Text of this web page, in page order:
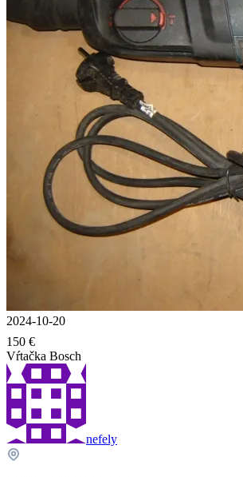
2024-10-20
150 €
Vŕtačka Bosch
nefely